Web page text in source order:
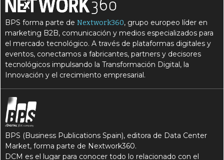
BPS forma parte deNextwork360, grupo europeo líder en
marketing B2B, comunicación y medios especializados para
el mercado tecnológico. A través de plataformas digitales y
eventos, conectamos a fabricantes, partners y decisores
tecnológicos impulsando la Transformación Digital, la
Innovación y el crecimiento empresarial.
BPS (Business Publications Spain), editora de Data Center
Market, forma parte de Nextwork360.
DCM es el lugar para conocer todo lo relacionado con el